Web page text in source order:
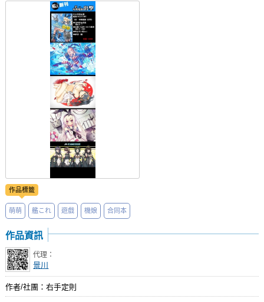
會員中心
註冊會員
登入
作品標籤
萌萌 艦これ 遊戲 機娘 合同本
作品資訊
代理：
景川
作者/社團：右手定則